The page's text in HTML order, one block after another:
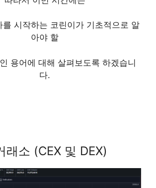
를 시작하는 코린이가 기초적으로 알
아야 할
용어에 대해 살펴보도록 하겠습니
다.
래소 (CEX 및 DEX)